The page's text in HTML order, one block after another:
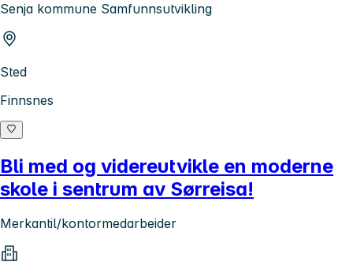
Senja kommune Samfunnsutvikling
Sted
Finnsnes
Bli med og videreutvikle en moderne
skole i sentrum av Sørreisa!
Merkantil/kontormedarbeider